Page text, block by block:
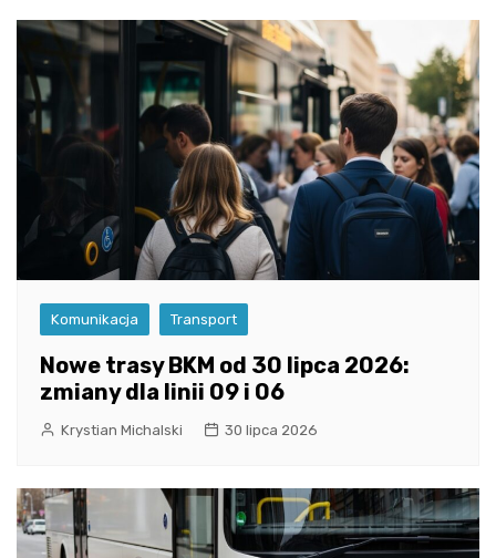
Komunikacja Transport
Nowe trasy BKM od 30 lipca 2026:
zmiany dla linii 09 i 06
Krystian Michalski 30 lipca 2026